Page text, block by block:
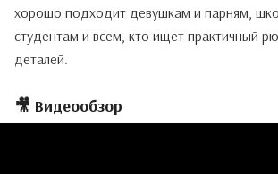
хорошо подходит девушкам и парням,
студентам и всем, кто ищет практичный
деталей.
🎥 Видеообзор